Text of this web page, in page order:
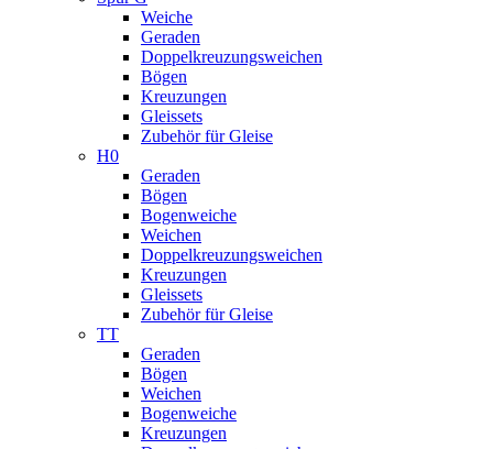
Weiche
Geraden
Doppelkreuzungsweichen
Bögen
Kreuzungen
Gleissets
Zubehör für Gleise
H0
Geraden
Bögen
Bogenweiche
Weichen
Doppelkreuzungsweichen
Kreuzungen
Gleissets
Zubehör für Gleise
TT
Geraden
Bögen
Weichen
Bogenweiche
Kreuzungen